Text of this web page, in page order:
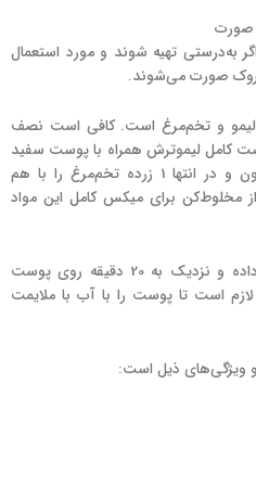
صورت
به‌درستی تهیه شوند و مورد استعمال
صورت می‌شوند.
و تخم‌مرغ است. کافی است نصف
کامل لیموترش همراه با پوست سفید
آن، یک قاشق غذاخوری روغن زیتون و در انتها 1 زرده تخم‌مرغ را با هم
مخلوط‌کن برای میکس کامل این مواد
در ادامه این مواد را به‌خوبی تکان داده و نزدیک به 20 دقیقه روی پوست
است تا پوست را با آب با ملایمت
ویژگی‌های ذیل است: